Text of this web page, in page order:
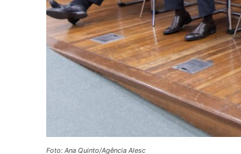
Foto: Ana Quinto/Agência Alesc